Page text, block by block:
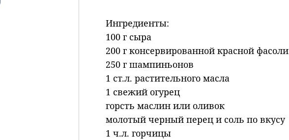
Ингредиенты:
100 г сыра
200 г консервированной красной фасоли
250 г шампиньонов
1 ст.л. растительного масла
1 свежий огурец
горсть маслин или оливок
молотый черный перец и соль по вкусу
1 ч.л. горчицы